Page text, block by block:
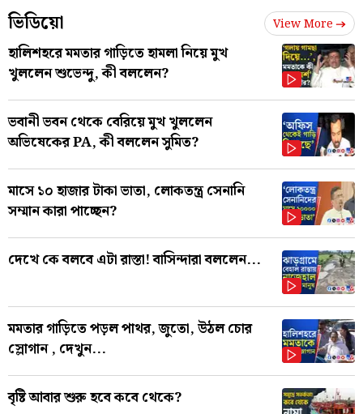
ভিডিয়ো View More
হালিশহরে মমতার গাড়িতে হামলা নিয়ে মুখ
খুললেন শুভেন্দু, কী বললেন?
ভবানী ভবন থেকে বেরিয়ে মুখ খুললেন
অভিষেকের PA, কী বললেন সুমিত?
মাসে ১০ হাজার টাকা ভাতা, লোকতন্ত্র সেনানি
সম্মান কারা পাচ্ছেন?
দেখে কে বলবে এটা রাস্তা! বাসিন্দারা বললেন...
মমতার গাড়িতে পড়ল পাথর, জুতো, উঠল চোর
স্লোগান , দেখুন...
বৃষ্টি আবার শুরু হবে কবে থেকে?